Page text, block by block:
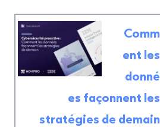
Comm
ent les
donné
es façonnent les
stratégies de demain